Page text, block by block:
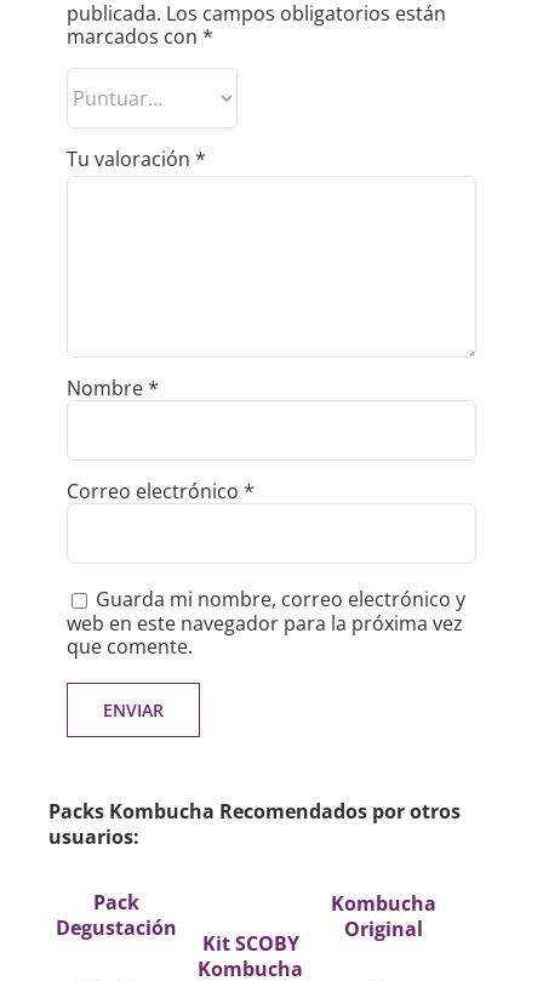
publicada. Los campos obligatorios están
marcados con *
Tu valoración *
Nombre*
Correo electrónico *
Guarda mi nombre, correo electrónico y
web en este navegador para la próxima vez
que comente.
Packs Kombucha Recomendados por otros
usuarios:
Pack
Degustación
Kit SCOBY
Kombucha
Kombucha
Original